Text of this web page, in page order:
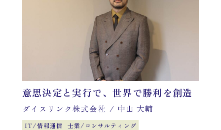
意思決定と実行で、世界で勝利を創造
ダイスリンク株式会社 / 中山 大輔
IT/情報通信 士業/コンサルティング